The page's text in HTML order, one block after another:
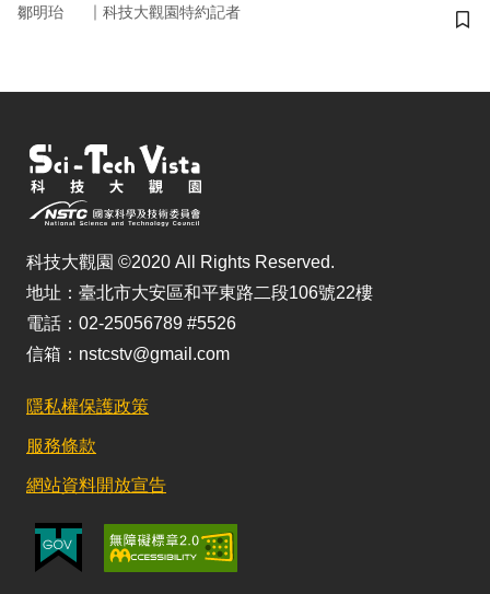
鄒明珆 ｜ 科技大觀園特約記者
儲
科技大觀園 ©2020 All Rights Reserved.
地址：臺北市大安區和平東路二段106號22樓
電話：02-25056789 #5526
信箱：nstcstv@gmail.com
隱私權保護政策
服務條款
網站資料開放宣告